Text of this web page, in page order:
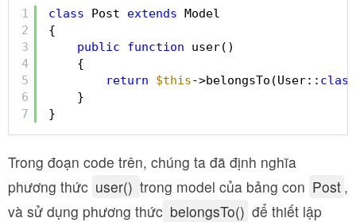
1
2
3
4
5
6
7
class Post extends Model
{
public
function
user()
{
return
$this->belongsTo(User:: class
}
}
Trong đoạn code trên, chúng ta đã định nghĩa
phương thức user() trong model của bảng con Post ,
và sử dụng phương thức belongsTo() để thiết lập